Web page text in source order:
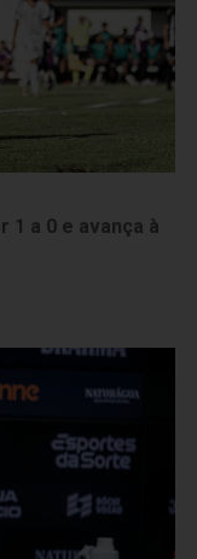
1 a 0 e avança à